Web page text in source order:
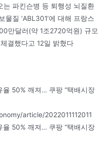
파킨슨병 등 퇴행성 뇌질환
질 ‘ABL301’에 대해 프랑스
만달러(약 1조2720억원) 규모
결했다고 12일 밝혔다
50% 깨져… 쿠팡 “택배시장
article/2022011112011
50% 깨져… 쿠팡 “택배시장